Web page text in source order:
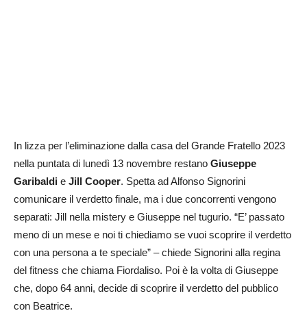
In lizza per l’eliminazione dalla casa del Grande Fratello 2023
nella puntata di lunedì 13 novembre restano Giuseppe
Garibaldi e Jill Cooper. Spetta ad Alfonso Signorini
comunicare il verdetto finale, ma i due concorrenti vengono
separati: Jill nella mistery e Giuseppe nel tugurio. “E’ passato
meno di un mese e noi ti chiediamo se vuoi scoprire il verdetto
con una persona a te speciale” – chiede Signorini alla regina
del fitness che chiama Fiordaliso. Poi è la volta di Giuseppe
che, dopo 64 anni, decide di scoprire il verdetto del pubblico
con Beatrice.